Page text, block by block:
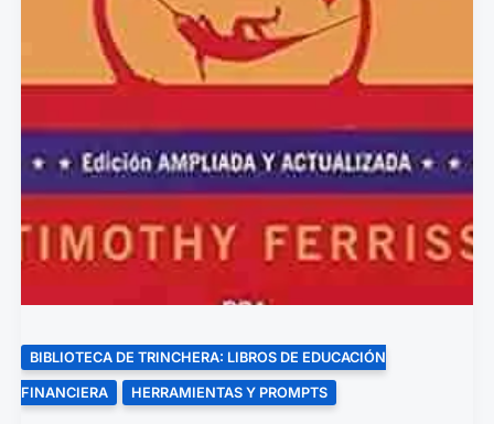
BIBLIOTECA DE TRINCHERA: LIBROS DE EDUCACIÓN
FINANCIERA HERRAMIENTAS Y PROMPTS